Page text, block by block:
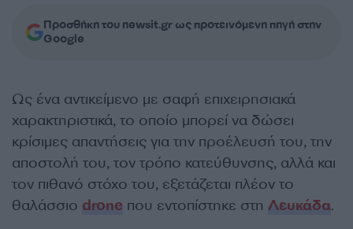
Προσθήκη του newsit.gr ως προτεινόμενη πηγή στην
Google
Ως ένα αντικείμενο με σαφή επιχειρησιακά
χαρακτηριστικά, το οποίο μπορεί να δώσει
κρίσιμες απαντήσεις για την προέλευσή του, την
αποστολή του, τον τρόπο κατεύθυνσης, αλλά και
τον πιθανό στόχο του, εξετάζεται πλέον το
θαλάσσιο drone που εντοπίστηκε στη Λευκάδα.